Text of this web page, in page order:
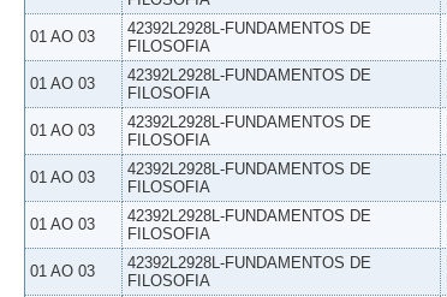
01 AO 03
42392L2928L-FUNDAMENTOS DE
FILOSOFIA
01 AO 03
42392L2928L-FUNDAMENTOS DE
FILOSOFIA
01 AO 03
42392L2928L-FUNDAMENTOS DE
FILOSOFIA
01 AO 03
42392L2928L-FUNDAMENTOS DE
FILOSOFIA
01 AO 03
42392L2928L-FUNDAMENTOS DE
FILOSOFIA
01 AO 03
42392L2928L-FUNDAMENTOS DE
FILOSOFIA